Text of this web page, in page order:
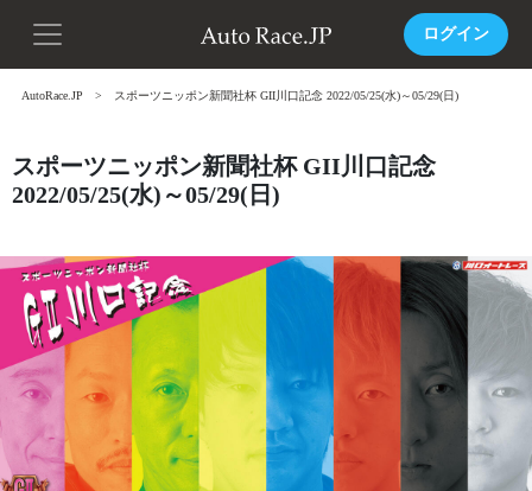
ログイン
AutoRace.JP スポーツニッポン新聞社杯 GII川口記念 2022/05/25(水)～05/29(日)
スポーツニッポン新聞社杯 GII川口記念
2022/05/25(水)～05/29(日)